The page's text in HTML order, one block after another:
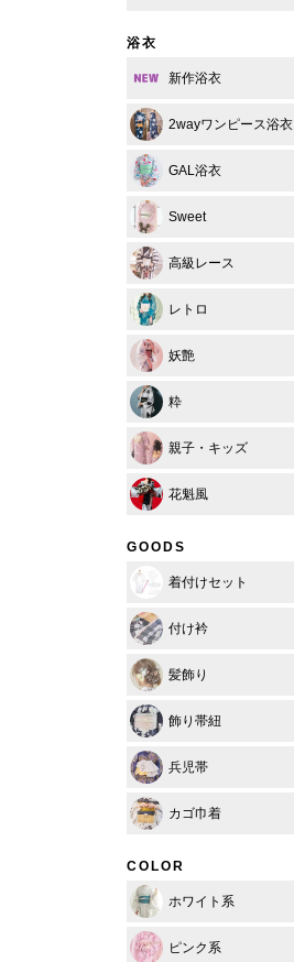
浴衣
新作浴衣
2wayワンピース浴衣
GAL浴衣
Sweet
高級レース
レトロ
妖艶
粋
親子・キッズ
花魁風
GOODS
着付けセット
付け衿
髪飾り
飾り帯紐
兵児帯
カゴ巾着
COLOR
ホワイト系
ピンク系